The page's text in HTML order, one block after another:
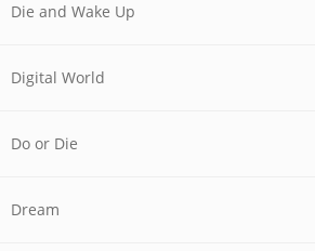
Die and Wake Up
Digital World
Do or Die
Dream